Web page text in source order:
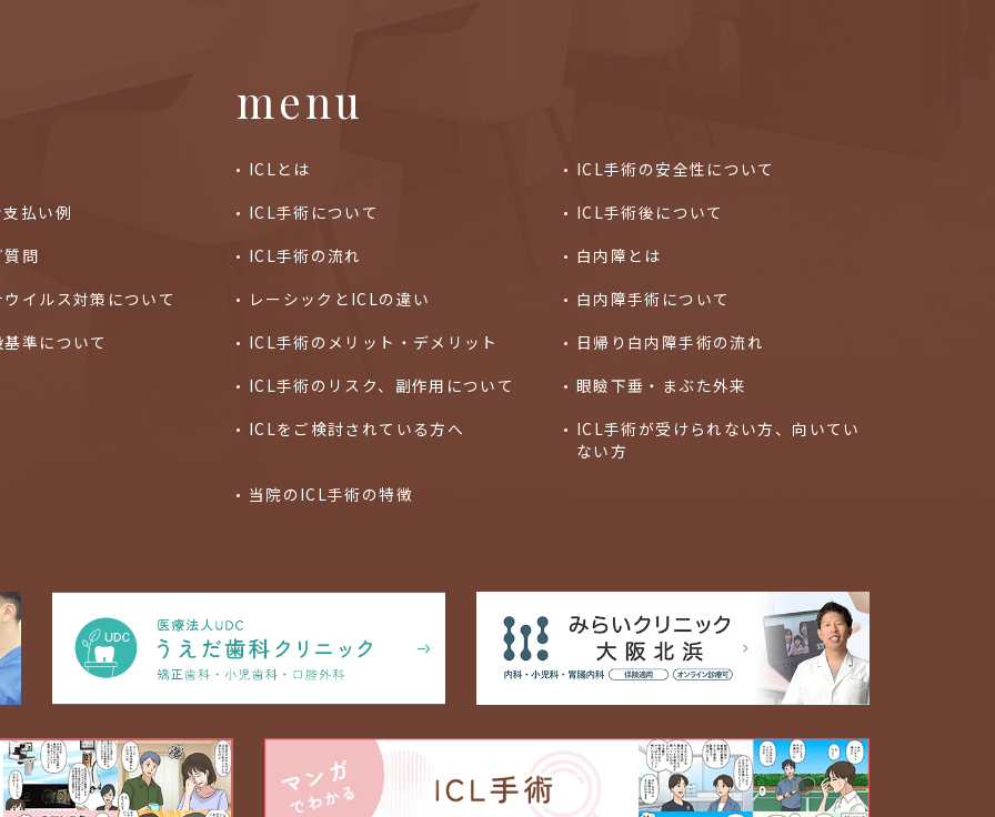
払い例
問
イルス対策について
準について
menu
ICLとは
ICL手術の安全性について
ICL手術について
ICL手術後について
ICL手術の流れ
白内障とは
レーシックとICLの違い
白内障手術について
ICL手術のメリット・デメリット
日帰り白内障手術の流れ
ICL手術のリスク、副作用について
眼瞼下垂・まぶた外来
ICLをご検討されている方へ
ICL手術が受けられない方、向いてい
ない方
当院のICL手術の特徴